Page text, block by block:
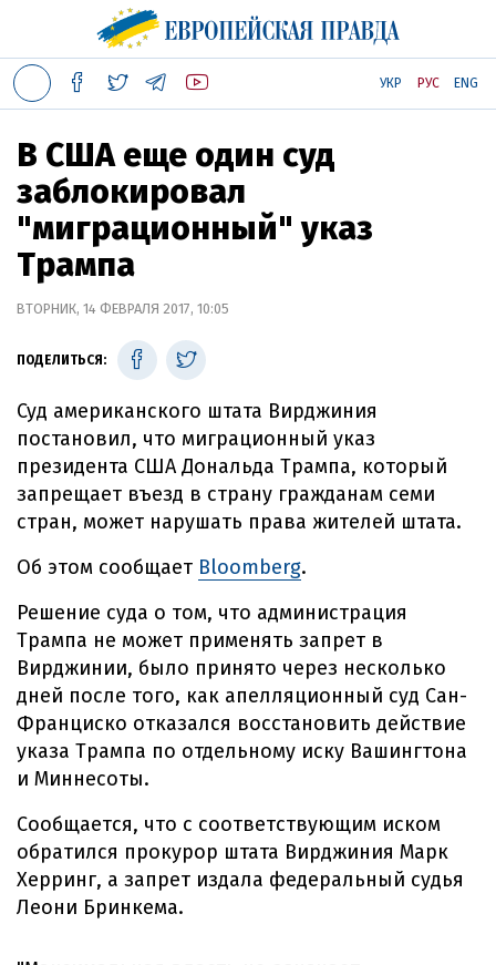
УКР РУС ENG
В США еще один суд
заблокировал
"миграционный" указ
Трампа
ВТОРНИК, 14 ФЕВРАЛЯ 2017, 10:05
ПОДЕЛИТЬСЯ:
Суд американского штата Вирджиния
постановил, что миграционный указ
президента США Дональда Трампа, который
запрещает въезд в страну гражданам семи
стран, может нарушать права жителей штата.
Об этом сообщает Bloomberg.
Решение суда о том, что администрация
Трампа не может применять запрет в
Вирджинии, было принято через несколько
дней после того, как апелляционный суд Сан-
Франциско отказался восстановить действие
указа Трампа по отдельному иску Вашингтона
и Миннесоты.
Сообщается, что с соответствующим иском
обратился прокурор штата Вирджиния Марк
Херринг, а запрет издала федеральный судья
Леони Бринкема.